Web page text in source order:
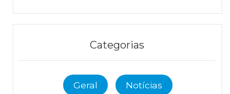
Categorias
Geral Notícias